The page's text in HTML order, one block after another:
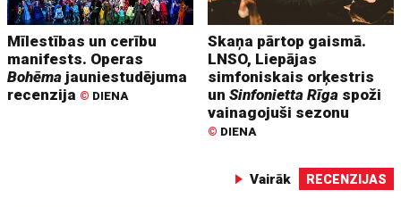
Mīlestības un cerību
manifests. Operas
Bohēma jauniestudējuma
recenzija © DIENA
Skaņa pārtop gaismā.
LNSO, Liepājas
simfoniskais orķestris
unSinfonietta Rīga spoži
vainagojuši sezonu
© DIENA
Vairāk RECENZIJAS